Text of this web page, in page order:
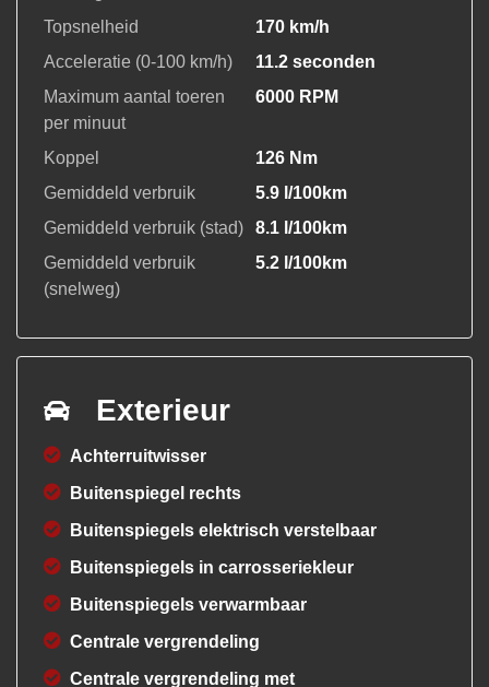
Topsnelheid
170 km/h
Acceleratie (0-100 km/h)
11.2 seconden
Maximum aantal toeren
per minuut
6000 RPM
Koppel
126 Nm
Gemiddeld verbruik
5.9 l/100km
Gemiddeld verbruik (stad)
8.1 l/100km
Gemiddeld verbruik
(snelweg)
5.2 l/100km
Exterieur
Achterruitwisser
Buitenspiegel rechts
Buitenspiegels elektrisch verstelbaar
Buitenspiegels in carrosseriekleur
Buitenspiegels verwarmbaar
Centrale vergrendeling
Centrale vergrendeling met